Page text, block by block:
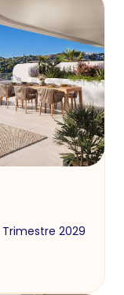
Trimestre 2029